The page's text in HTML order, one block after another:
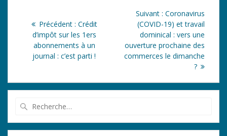
l’article
Précédent : Article
précédent
:
Crédit
d’impôt sur les 1ers
abonnements à un
journal : c’est parti !
Suivant : Article
suivant
:
Coronavirus
(COVID-19) et travail
dominical : vers une
ouverture prochaine des
commerces le dimanche
?
: